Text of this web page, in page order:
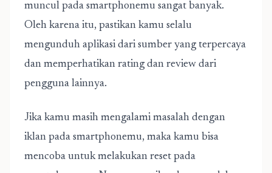
muncul pada smartphonemu sangat banyak.
Oleh karena itu, pastikan kamu selalu
mengunduh aplikasi dari sumber yang terpercaya
dan memperhatikan rating dan review dari
pengguna lainnya.
Jika kamu masih mengalami masalah dengan
iklan pada smartphonemu, maka kamu bisa
mencoba untuk melakukan reset pada